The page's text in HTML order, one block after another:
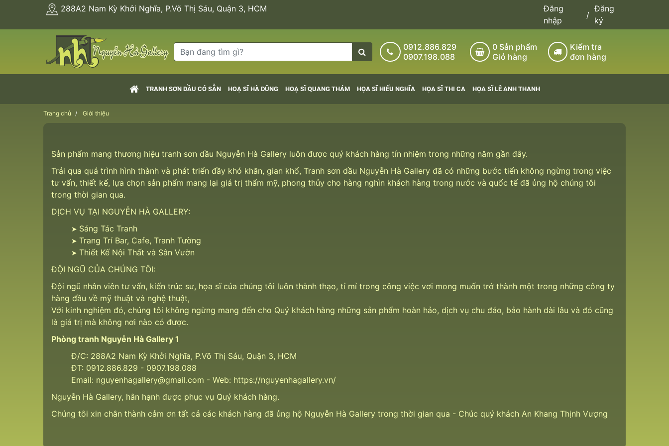
288A2 Nam Kỳ Khởi Nghĩa, P.Võ Thị Sáu, Quận 3, HCM
Đăng
nhập
/
Đăng
ký
0912.886.829
0907.198.088
0Sản phẩm
Giỏ hàng
Kiểm tra
đơn hàng
TRANH SƠN DẦU CÓ SẴN HOẠ SĨ HÀ DŨNG HOẠ SĨ QUANG THÁM HỌA SĨ HIẾU NGHĨA HỌA SĨ THI CA HỌA SĨ LÊ ANH THANH
Trang chủ Giới thiệu
Sản phẩm mang thương hiệu tranh sơn dầu Nguyễn Hà Gallery luôn được quý khách hàng tín nhiệm trong những năm gần đây.
Trải qua quá trình hình thành và phát triển đầy khó khăn, gian khổ, Tranh sơn dầu Nguyễn Hà Gallery đã có những bước tiến không ngừng trong việc
tư vấn, thiết kế, lựa chọn sản phẩm mang lại giá trị thẩm mỹ, phong thủy cho hàng nghìn khách hàng trong nước và quốc tế đã ủng hộ chúng tôi
trong thời gian qua.
DỊCH VỤ TẠI NGUYỄN HÀ GALLERY:
➤ Sáng Tác Tranh
➤ Trang Trí Bar, Cafe, Tranh Tường
➤ Thiết Kế Nội Thất và Sân Vườn
ĐỘI NGŨ CỦA CHÚNG TÔI:
Đội ngũ nhân viên tư vấn, kiến trúc sư, họa sĩ của chúng tôi luôn thành thạo, tỉ mỉ trong công việc vơi mong muốn trở thành một trong những công ty
hàng đầu về mỹ thuật và nghệ thuật,
Với kinh nghiệm đó, chúng tôi không ngừng mang đến cho Quý khách hàng những sản phẩm hoàn hảo, dịch vụ chu đáo, bảo hành dài lâu và đó cũng
là giá trị mà không nơi nào có được.
Phòng tranh Nguyễn Hà Gallery 1
Đ/C: 288A2 Nam Kỳ Khởi Nghĩa, P.Võ Thị Sáu, Quận 3, HCM
ĐT: 0912.886.829 - 0907.198.088
Email: nguyenhagallery@gmail.com - Web: https://nguyenhagallery.vn/
Nguyễn Hà Gallery, hân hạnh được phục vụ Quý khách hàng.
Chúng tôi xin chân thành cảm ơn tất cả các khách hàng đã ủng hộ Nguyễn Hà Gallery trong thời gian qua - Chúc quý khách An Khang Thịnh Vượng